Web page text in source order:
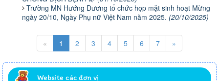
Trường MN Hướng Dương tổ chức họp mặt sinh hoạt Mừng
ngày 20/10, Ngày Phụ nữ Việt Nam năm 2025. (20/10/2025)
« 1 2 3 4 5 6 7 »
Website các đơn vị